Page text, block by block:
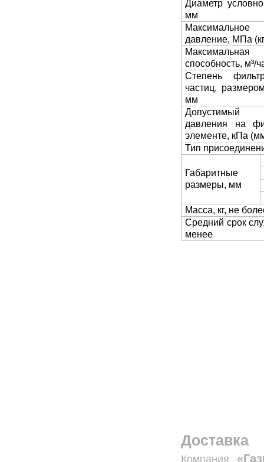
Диаметр
мм
давление, МПа
Максимальная
способность, м³/
Степень
частиц,
мм
Допустимый
давления на
элементе, кПа
Тип
Габаритные
размеры, мм
Масса, кг, не
Средний срок
менее
Доставка
Компания